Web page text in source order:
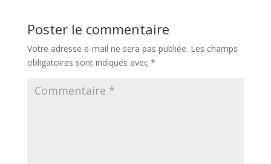
Poster le commentaire
Votre adresse e-mail ne sera pas publiée. Les champs
obligatoires sont indiqués avec *